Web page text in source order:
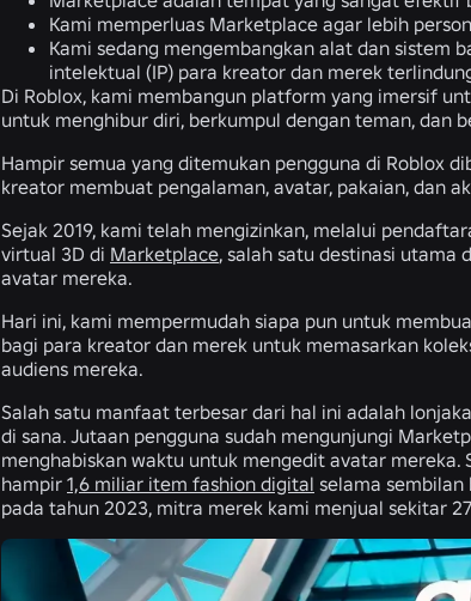
Kami memperluas Marketplace agar lebih
Kami sedang mengembangkan alat dan sistem
intelektual (IP) para kreator dan merek
Di Roblox, kami membangun platform yang imersif
untuk menghibur diri, berkumpul dengan teman, dan
Hampir semua yang ditemukan pengguna di Roblox
kreator membuat pengalaman, avatar, pakaian, dan
Sejak 2019, kami telah mengizinkan, melalui
virtual 3D di Marketplace, salah satu destinasi utama
avatar mereka.
Hari ini, kami mempermudah siapa pun untuk
bagi para kreator dan merek untuk memasarkan
audiens mereka.
Salah satu manfaat terbesar dari hal ini adalah
di sana. Jutaan pengguna sudah mengunjungi
menghabiskan waktu untuk mengedit avatar mereka.
hampir 1,6 miliar item fashion digital selama
pada tahun 2023, mitra merek kami menjual sekitar